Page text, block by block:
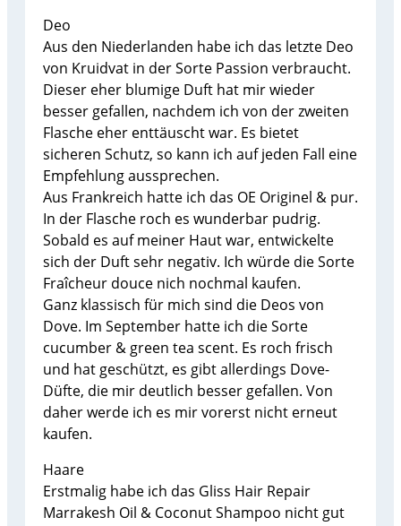
Deo
Aus den Niederlanden habe ich das letzte Deo
von Kruidvat in der Sorte Passion verbraucht.
Dieser eher blumige Duft hat mir wieder
besser gefallen, nachdem ich von der zweiten
Flasche eher enttäuscht war. Es bietet
sicheren Schutz, so kann ich auf jeden Fall eine
Empfehlung aussprechen.
Aus Frankreich hatte ich das OE Originel & pur.
In der Flasche roch es wunderbar pudrig.
Sobald es auf meiner Haut war, entwickelte
sich der Duft sehr negativ. Ich würde die Sorte
Fraîcheur douce nich nochmal kaufen.
Ganz klassisch für mich sind die Deos von
Dove. Im September hatte ich die Sorte
cucumber & green tea scent. Es roch frisch
und hat geschützt, es gibt allerdings Dove-
Düfte, die mir deutlich besser gefallen. Von
daher werde ich es mir vorerst nicht erneut
kaufen.
Haare
Erstmalig habe ich das Gliss Hair Repair
Marrakesh Oil & Coconut Shampoo nicht gut